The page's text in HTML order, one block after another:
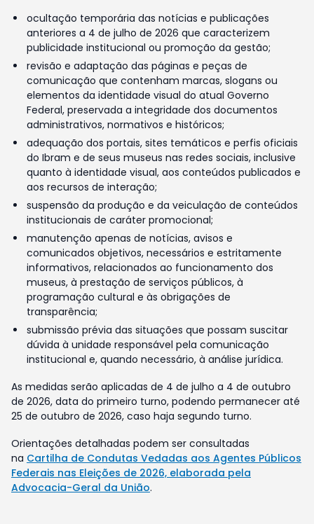
ocultação temporária das notícias e publicações
anteriores a 4 de julho de 2026 que caracterizem
publicidade institucional ou promoção da gestão;
revisão e adaptação das páginas e peças de
comunicação que contenham marcas, slogans ou
elementos da identidade visual do atual Governo
Federal, preservada a integridade dos documentos
administrativos, normativos e históricos;
adequação dos portais, sites temáticos e perfis oficiais
do Ibram e de seus museus nas redes sociais, inclusive
quanto à identidade visual, aos conteúdos publicados e
aos recursos de interação;
suspensão da produção e da veiculação de conteúdos
institucionais de caráter promocional;
manutenção apenas de notícias, avisos e
comunicados objetivos, necessários e estritamente
informativos, relacionados ao funcionamento dos
museus, à prestação de serviços públicos, à
programação cultural e às obrigações de
transparência;
submissão prévia das situações que possam suscitar
dúvida à unidade responsável pela comunicação
institucional e, quando necessário, à análise jurídica.
As medidas serão aplicadas de 4 de julho a 4 de outubro
de 2026, data do primeiro turno, podendo permanecer até
25 de outubro de 2026, caso haja segundo turno.
Orientações detalhadas podem ser consultadas
na Cartilha de Condutas Vedadas aos Agentes Públicos
Federais nas Eleições de 2026, elaborada pela
Advocacia-Geral da União.